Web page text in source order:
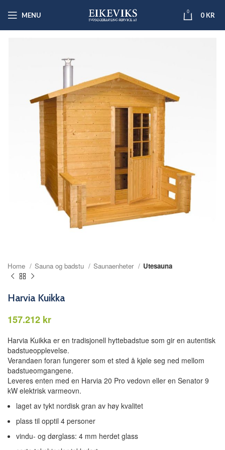
MENU 0 0 KR
Home Sauna og badstu Saunaenheter Utesauna
Harvia Kuikka
kr
Harvia Kuikka er en tradisjonell hyttebadstue som gir en autentisk
badstueopplevelse.
Verandaen foran fungerer som et sted å kjøle seg ned mellom
badstueomgangene.
Leveres enten med en Harvia 20 Pro vedovn eller en Senator 9
kW elektrisk varmeovn.
laget av tykt nordisk gran av høy kvalitet
plass til opptil 4 personer
vindu- og dørglass: 4 mm herdet glass